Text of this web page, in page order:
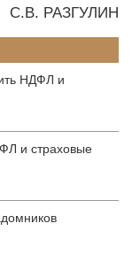
С.В. РАЗГУЛИН
НДФЛ и
и страховые